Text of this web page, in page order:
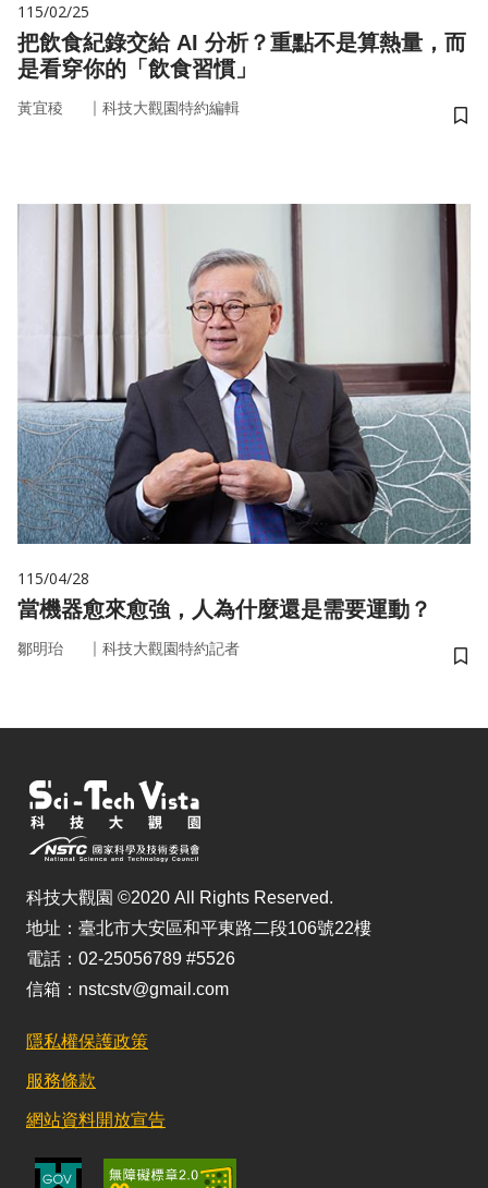
115/02/25
把飲食紀錄交給 AI 分析？重點不是算熱量，而
是看穿你的「飲食習慣」
黃宜稜 ｜ 科技大觀園特約編輯
儲
115/04/28
當機器愈來愈強，人為什麼還是需要運動？
鄒明珆 ｜ 科技大觀園特約記者
儲
科技大觀園 ©2020 All Rights Reserved.
地址：臺北市大安區和平東路二段106號22樓
電話：02-25056789 #5526
信箱：nstcstv@gmail.com
隱私權保護政策
服務條款
網站資料開放宣告